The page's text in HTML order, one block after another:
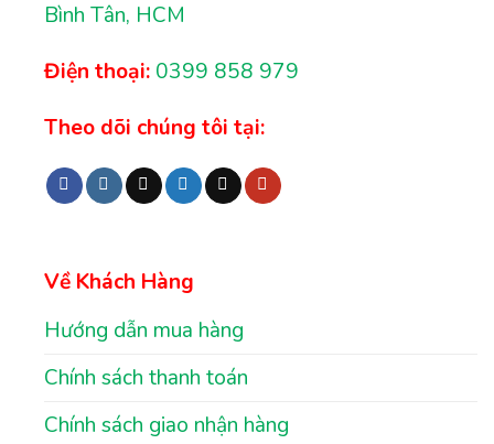
Bình Tân, HCM
Điện thoại: 0399 858 979
Theo dõi chúng tôi tại:
Về Khách Hàng
Hướng dẫn mua hàng
Chính sách thanh toán
Chính sách giao nhận hàng